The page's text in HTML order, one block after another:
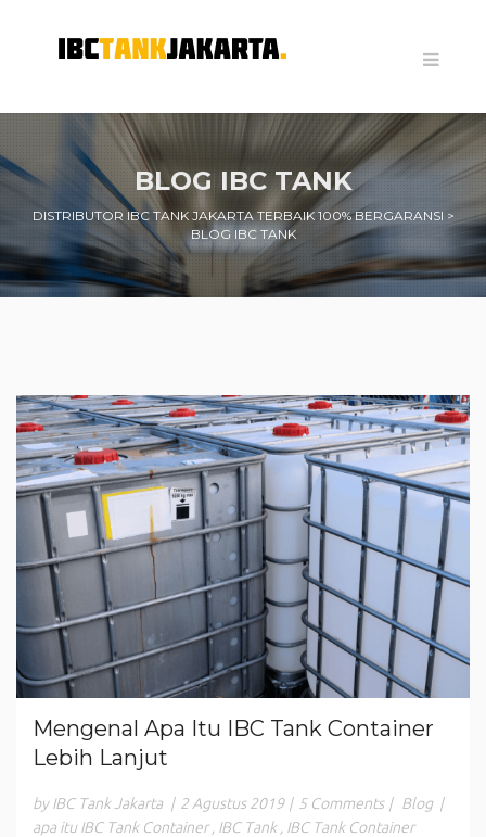
BLOG IBC TANK
DISTRIBUTOR IBC TANK JAKARTA TERBAIK 100% BERGARANSI >
BLOG IBC TANK
Mengenal Apa Itu IBC Tank Container
Lebih Lanjut
by IBC Tank Jakarta | 2 Agustus 2019 | 5 Comments | Blog |
apa itu IBC Tank Container
IBC Tank
IBC Tank Container